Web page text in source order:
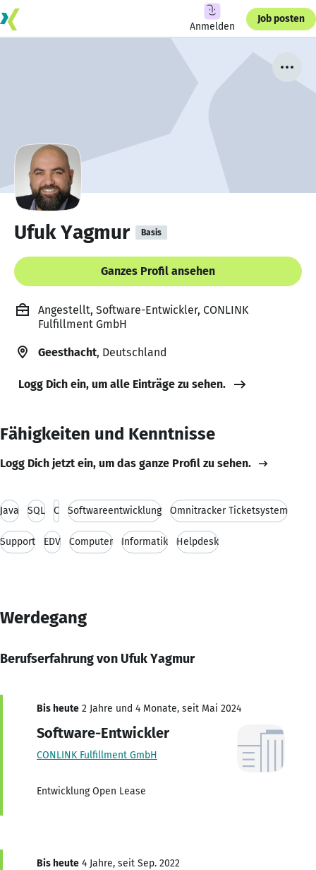
Anmelden
Job posten
Ufuk Yagmur Basis
Ganzes Profil ansehen
Angestellt, Software-Entwickler, CONLINK
Fulfillment GmbH
Geesthacht, Deutschland
Logg Dich ein, um alle Einträge zu sehen.
Fähigkeiten und Kenntnisse
Logg Dich jetzt ein, um das ganze Profil zu sehen.
Java SQL C Softwareentwicklung Omnitracker Ticketsystem
Support EDV Computer Informatik Helpdesk
Werdegang
Berufserfahrung von Ufuk Yagmur
Bis heute 2 Jahre und 4 Monate, seit Mai 2024
Software-Entwickler
CONLINK Fulfillment GmbH
Entwicklung Open Lease
Bis heute 4 Jahre, seit Sep. 2022